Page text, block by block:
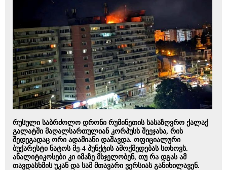
რუსული საბრძოლო დრონი რუმინეთის სასაზღვრო ქალაქ
გალატში მაღალსართულიან კორპუსს შეეჯახა, რის
შედეგადაც ორი ადამიანი დაშავდა. ოფიციალური
ბუქარესტი ნატოს მე-4 პუნქტის ამოქმედებას სთხოვს.
ანალიტიკოსები კი იმაზე მსჯელობენ, თუ რა დგას ამ
თავდასხმის უკან და სამ მთავარი ვერსიას განიხილავენ.